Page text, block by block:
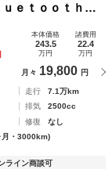
ｅｔｏｏｔｈオ
シュセーフティ
キープ・ドラレ
本体価格
243.5
万円
諸費用
22.4
万円
月々 19,800 円
走行
7.1万km
排気
2500cc
修復
なし
月・3000km)
ライン商談可